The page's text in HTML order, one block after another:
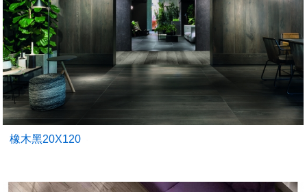
橡木黑20X120